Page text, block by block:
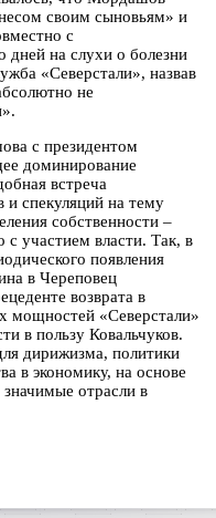
своим сыновьям» и
с
дней на слухи о болезни
«Северстали», назвав
не
с президентом
доминирование
встреча
и спекуляций на тему
собственности –
участием власти. Так, в
появления
в Череповец
возврата в
мощностей «Северстали»
в пользу Ковальчуков.
дирижизма, политики
в экономику, на основе
отрасли в